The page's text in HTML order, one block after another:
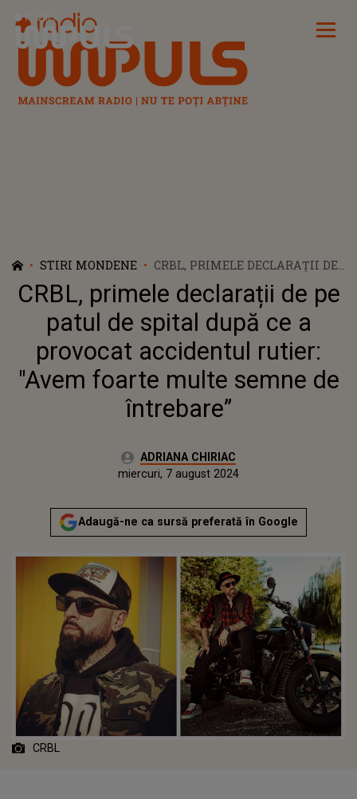
Radio Impuls
STIRI MONDENE
CRBL, PRIMELE DECLARAȚII DE
PE PATUL DE SPITAL DUPĂ CE A
PROVOCAT ACCIDENTUL
RUTIER: "AVEM FOARTE MULTE
SEMNE DE ÎNTREBARE”
CRBL, primele declarații de pe
patul de spital după ce a
provocat accidentul rutier:
"Avem foarte multe semne de
întrebare”
Autor:ADRIANA CHIRIAC
Actualizat:
miercuri, 7 august 2024
Adaugă-ne ca sursă preferată în Google
CRBL